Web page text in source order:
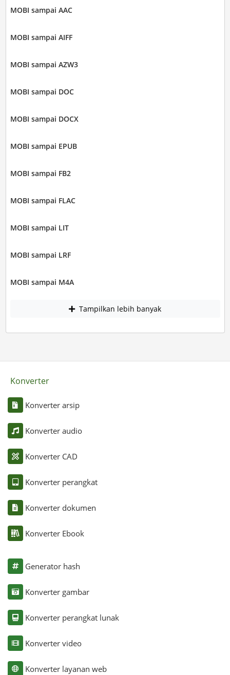
MOBI sampai AAC
MOBI sampai AIFF
MOBI sampai AZW3
MOBI sampai DOC
MOBI sampai DOCX
MOBI sampai EPUB
MOBI sampai FB2
MOBI sampai FLAC
MOBI sampai LIT
MOBI sampai LRF
MOBI sampai M4A
Tampilkan lebih banyak
Konverter
Konverter arsip
Konverter audio
Konverter CAD
Konverter perangkat
Konverter dokumen
Konverter Ebook
Generator hash
Konverter gambar
Konverter perangkat lunak
Konverter video
Konverter layanan web